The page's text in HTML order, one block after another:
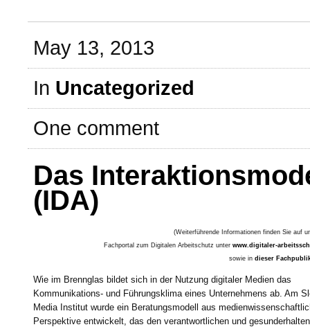
May 13, 2013
In Uncategorized
One comment
Das
(IDA)
(Weiterführende Informationen finden Sie auf
Fachportal zum Digitalen Arbeitschutz unterwww.digitaler-
sowie indieser
Wie im Brennglas bildet sich in der Nutzung digitaler Medien das
Kommunikations- und Führungsklima eines Unternehmens ab. Am
Media Institut wurde ein Beratungsmodell aus
Perspektive entwickelt, das den verantwortlichen und